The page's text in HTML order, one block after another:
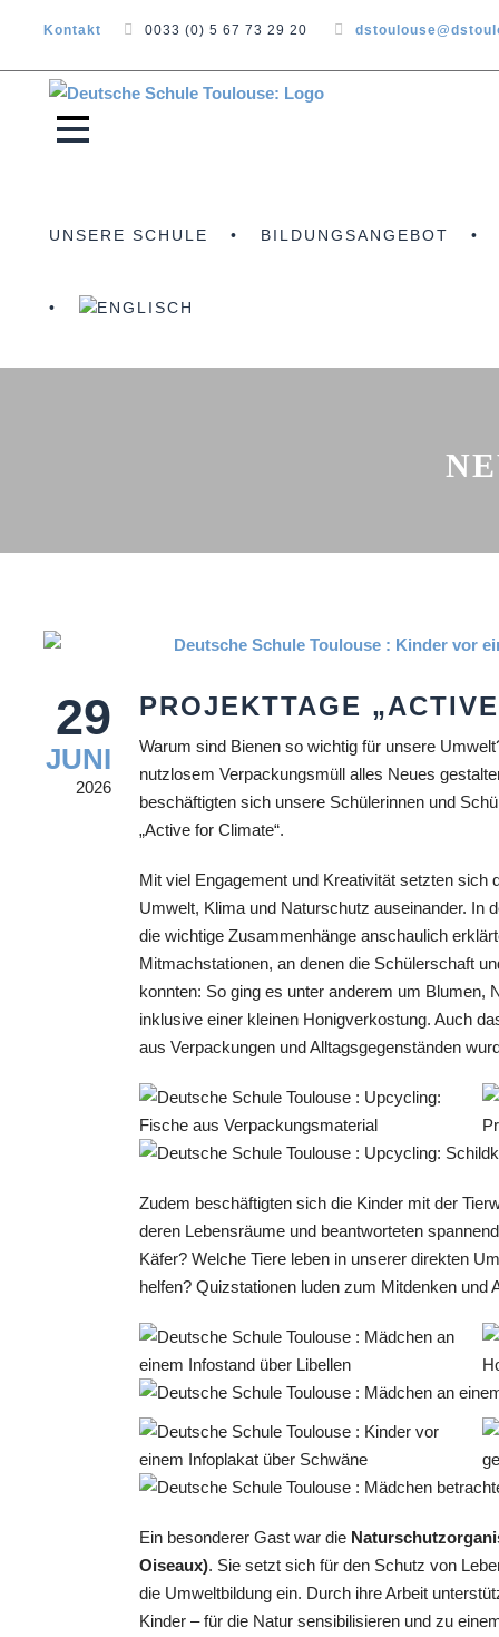
Kontakt 0033 (0) 5 67 73 29 20
UNSERE SCHULE BILDUNGSANGEBOT
29
JUNI
2026
PROJEKTTAGE
Warum sind Bienen so wichtig für unsere
nutzlosem Verpackungsmüll alles Neues
beschäftigten sich unsere Schülerinnen und
„Active for Climate“.
Mit viel Engagement und Kreativität setzten sich
Umwelt, Klima und Naturschutz auseinander. In
die wichtige Zusammenhänge anschaulich
Mitmachstationen, an denen die Schülerschaft
konnten: So ging es unter anderem um Blumen,
inklusive einer kleinen Honigverkostung. Auch
aus Verpackungen und Alltagsgegenständen
Zudem beschäftigten sich die Kinder mit der
deren Lebensräume und beantworteten
Käfer? Welche Tiere leben in unserer direkten
helfen? Quizstationen luden zum Mitdenken und
Ein besonderer Gast war die
Oiseaux). Sie setzt sich für den Schutz von
die Umweltbildung ein. Durch ihre Arbeit
Kinder – für die Natur sensibilisieren und zu